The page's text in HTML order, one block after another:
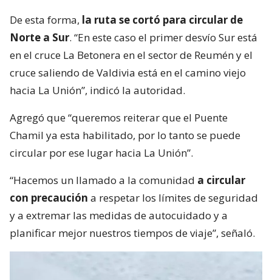
De esta forma, la ruta se cortó para circular de
Norte a Sur. “En este caso el primer desvío Sur está
en el cruce La Betonera en el sector de Reumén y el
cruce saliendo de Valdivia está en el camino viejo
hacia La Unión”, indicó la autoridad.
Agregó que “queremos reiterar que el Puente
Chamil ya esta habilitado, por lo tanto se puede
circular por ese lugar hacia La Unión”.
“Hacemos un llamado a la comunidad a circular
con precaución a respetar los límites de seguridad
y a extremar las medidas de autocuidado y a
planificar mejor nuestros tiempos de viaje”, señaló.